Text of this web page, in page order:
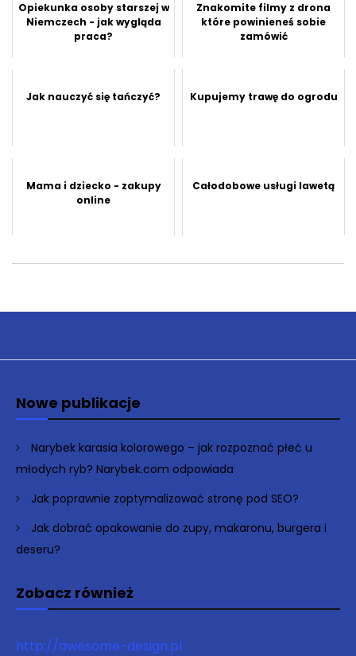
Opiekunka osoby starszej w
Niemczech - jak wygląda
praca?
Znakomite filmy z drona
które powinieneś sobie
zamówić
Jak nauczyć się tańczyć? Kupujemy trawę do ogrodu
Mama i dziecko - zakupy
online
Całodobowe usługi lawetą
Nowe publikacje
Narybek karasia kolorowego – jak rozpoznać płeć u
młodych ryb? Narybek.com odpowiada
Jak poprawnie zoptymalizować stronę pod SEO?
Jak dobrać opakowanie do zupy, makaronu, burgera i
deseru?
Zobacz również
http://awesome-design.pl